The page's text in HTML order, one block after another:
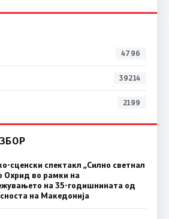
4796
39214
2199
сценски спектакл „Силно светнал
Охрид во рамки на
на 35-годишнината од
на Македонија